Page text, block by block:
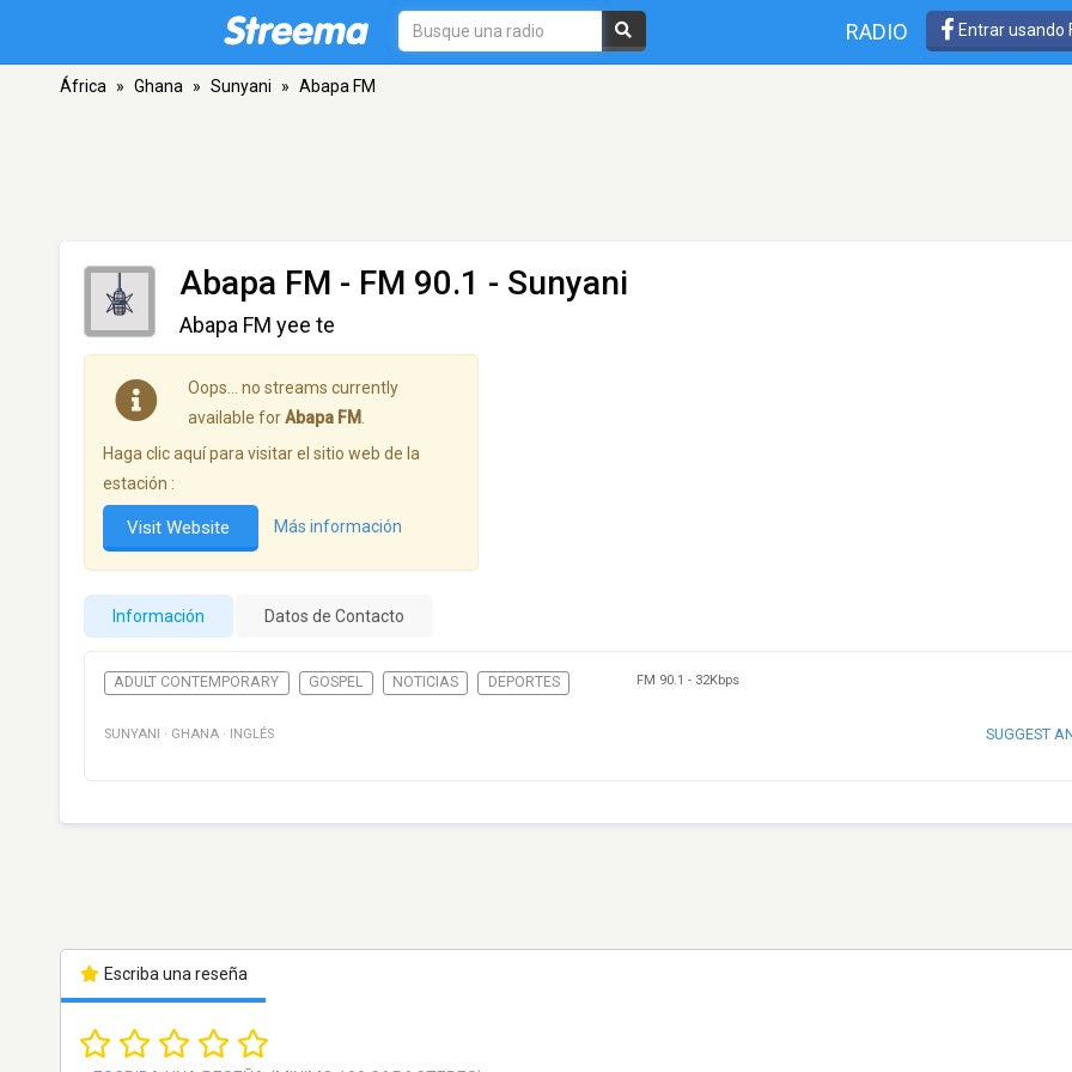
RADIO Entrar usando
África » Ghana » Sunyani » Abapa FM
Abapa FM - FM 90.1 - Sunyani
Abapa FM yee te
Oops… no streams currently
available forAbapa FM
Haga clic aquí para visitar el sitio web de la
estación :
Visit Website Más información
Información Datos de Contacto
ADULT CONTEMPORARY GOSPEL NOTICIAS DEPORTES FM 90.1 - 32Kbps
SUNYANI · GHANA · INGLÉS SUGGEST
Escriba una reseña